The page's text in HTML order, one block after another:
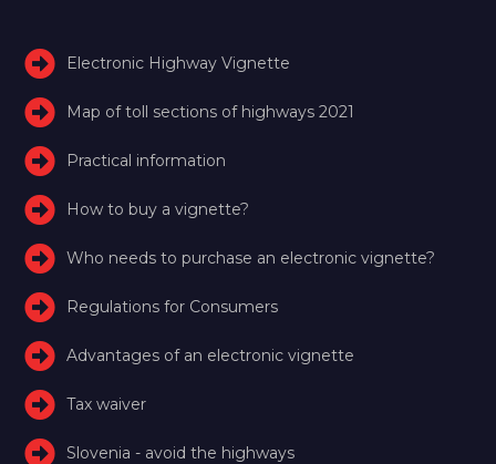
Electronic Highway Vignette
Map of toll sections of highways 2021
Practical information
How to buy a vignette?
Who needs to purchase an electronic vignette?
Regulations for Consumers
Advantages of an electronic vignette
Tax waiver
Slovenia - avoid the highways